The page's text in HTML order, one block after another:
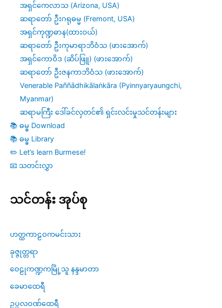
အရှင်ကေလာသ (Arizona, USA)
ဆရာတော် ဦးဂရုဓမ္မ (Fremont, USA)
အရှင်ကုဏ္ဍဓာန(ထားဝယ်)
ဆရာတော် ဦးကုမာရာဘိဝံသ (ဖားအောက်)
အရှင်ကောဝိဒ (ဆိပ်ဖြူ) (ဖားအောက်)
ဆရာတော် ဦးဇနကာဘိဝံသ (ဖားအောက်)
Venerable Paññādhikālaṅkāra (Pyinnyaryaungchi,
Myanmar)
ဆရာမကြီး ဒေါ်ခင်လှတင်၏ ရှင်းလင်းမှုသင်တန်းများ
📚 ဓမ္ဓ Download
📚 ဓမ္ဓ Library
✏️ Let’s learn Burmese!
📧 သတင်းလွှာ
သင်တန်း အုပ်စု
ဟတ္ထကာဠဝကမင်းသား
ခုဇ္ဇုတ္တရာ
ဝေဠုကဏ္ဍကမြို့သူ နန္ဒမာတာ
ခေမာထေရီ
ဥပ္ပလဝဏ်ထေရီ